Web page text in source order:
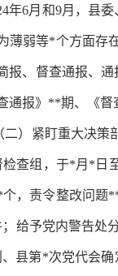
年6月和9月，县
薄弱等*个方面存
报、督查通报、
通报》**期、《督
二）紧盯重大决
查组，于*月*日
，责令整改问题
给予党内警告处
、县第*次党代会